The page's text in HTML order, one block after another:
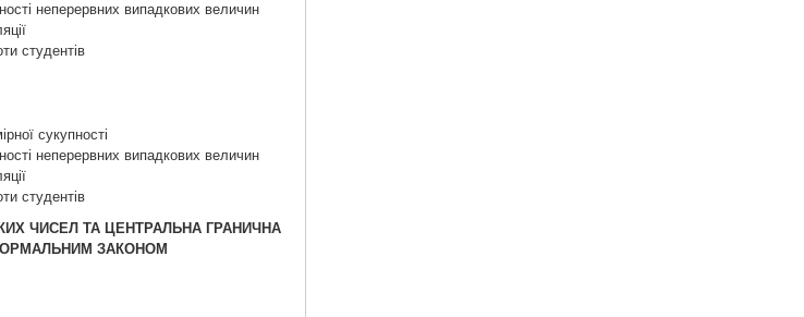
неперервних випадкових величин
студентів
сукупності
неперервних випадкових величин
студентів
ЧИСЕЛ ТА ЦЕНТРАЛЬНА ГРАНИЧНА
ЗАКОНОМ